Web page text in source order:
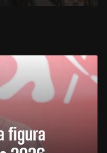
figura